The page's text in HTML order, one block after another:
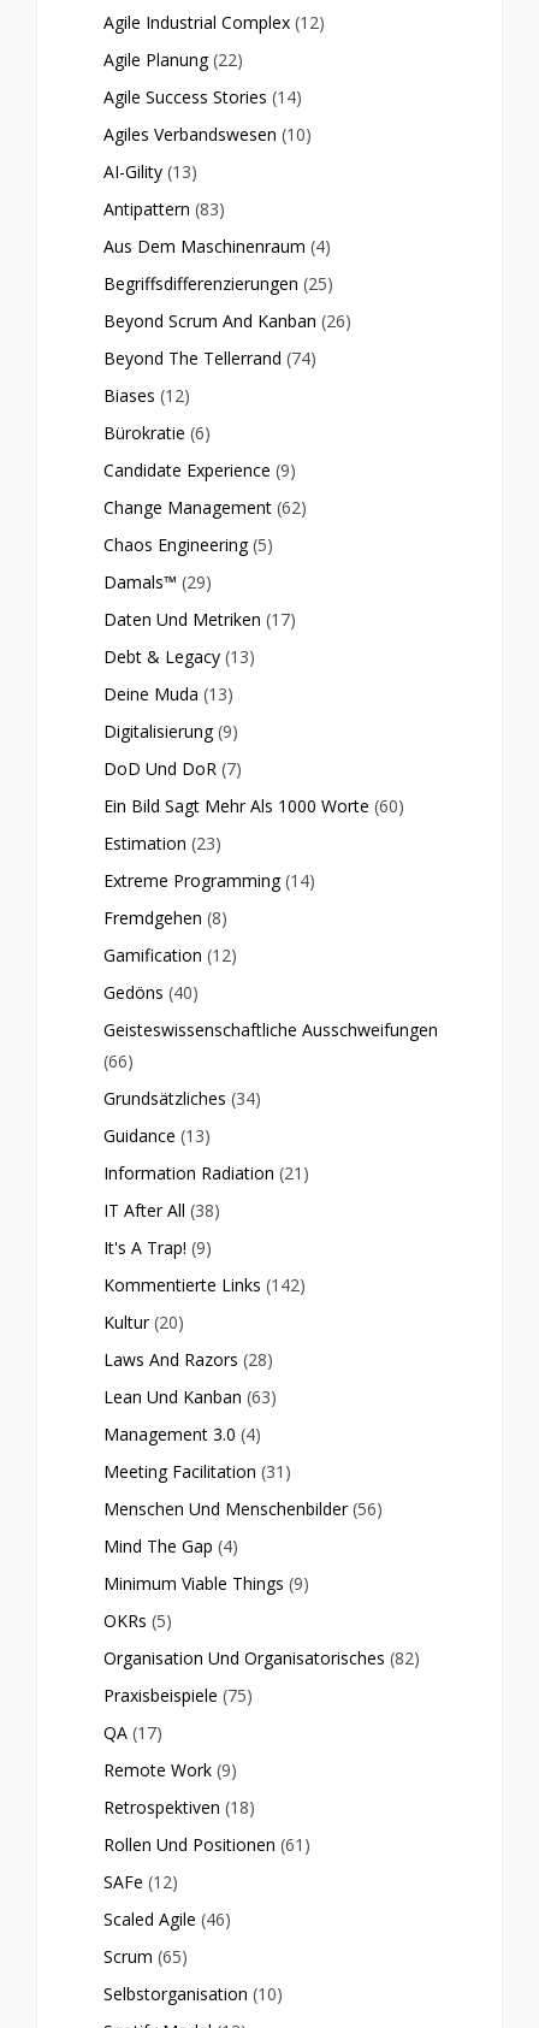
Agile Industrial Complex (12)
Agile Planung (22)
Agile Success Stories (14)
Agiles Verbandswesen (10)
AI-Gility (13)
Antipattern (83)
Aus Dem Maschinenraum (4)
Begriffsdifferenzierungen (25)
Beyond Scrum And Kanban (26)
Beyond The Tellerrand (74)
Biases (12)
Bürokratie (6)
Candidate Experience (9)
Change Management (62)
Chaos Engineering (5)
Damals™ (29)
Daten Und Metriken (17)
Debt & Legacy (13)
Deine Muda (13)
Digitalisierung (9)
DoD Und DoR (7)
Ein Bild Sagt Mehr Als 1000 Worte (60)
Estimation (23)
Extreme Programming (14)
Fremdgehen (8)
Gamification (12)
Gedöns (40)
Geisteswissenschaftliche Ausschweifungen
(66)
Grundsätzliches (34)
Guidance (13)
Information Radiation (21)
IT After All (38)
It's A Trap! (9)
Kommentierte Links (142)
Kultur (20)
Laws And Razors (28)
Lean Und Kanban (63)
Management 3.0 (4)
Meeting Facilitation (31)
Menschen Und Menschenbilder (56)
Mind The Gap (4)
Minimum Viable Things (9)
OKRs (5)
Organisation Und Organisatorisches (82)
Praxisbeispiele (75)
QA (17)
Remote Work (9)
Retrospektiven (18)
Rollen Und Positionen (61)
SAFe (12)
Scaled Agile (46)
Scrum (65)
Selbstorganisation (10)